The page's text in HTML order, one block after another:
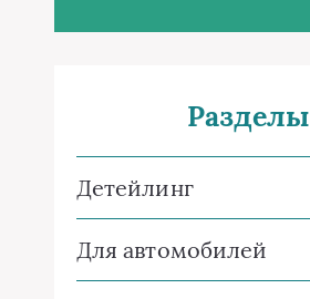
Разделы
Детейлинг
Для автомобилей